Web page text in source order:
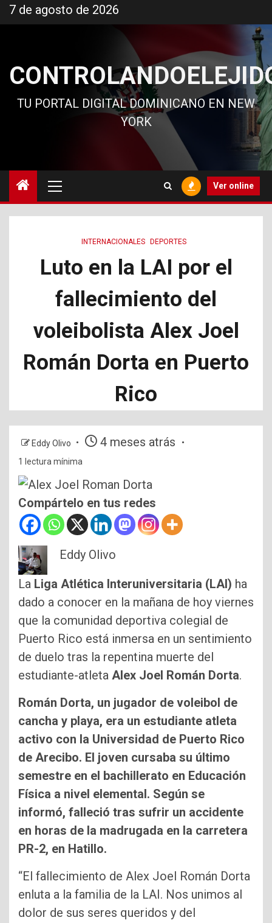
al
7 de agosto de 2026
TU PORTAL DIGITAL DOMINICANO EN NEW
YORK
principal
Ver online
INTERNACIONALES DEPORTES
Luto en la LAI por el
fallecimiento del
voleibolista Alex Joel
Román Dorta en Puerto
Rico
Eddy Olivo 4 meses atrás
1 lectura mínima
Compártelo en tus redes
Eddy Olivo
La Liga Atlética Interuniversitaria (LAI) ha
dado a conocer en la mañana de hoy viernes
que la comunidad deportiva colegial de
Puerto Rico está inmersa en un sentimiento
de duelo tras la repentina muerte del
estudiante-atleta Alex Joel Román Dorta.
Román Dorta, un jugador de voleibol de
cancha y playa, era un estudiante atleta
activo con la Universidad de Puerto Rico
de Arecibo. El joven cursaba su último
semestre en el bachillerato en Educación
Física a nivel elemental. Según se
informó, falleció tras sufrir un accidente
en horas de la madrugada en la carretera
PR-2, en Hatillo.
“El fallecimiento de Alex Joel Román Dorta
enluta a la familia de la LAI. Nos unimos al
dolor de sus seres queridos y del